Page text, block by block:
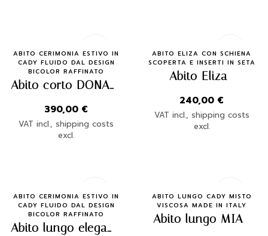
Quick Buy
ABITO CERIMONIA ESTIVO IN
CADY FLUIDO DAL DESIGN
BICOLOR RAFFINATO
Abito corto DONA NB
390,00 €
VAT incl., shipping costs
excl.
Quick Buy
ABITO ELIZA CON SCHIENA
SCOPERTA E INSERTI IN SETA
Abito Eliza
240,00 €
VAT incl., shipping costs
excl.
Quick Buy
ABITO CERIMONIA ESTIVO IN
CADY FLUIDO DAL DESIGN
BICOLOR RAFFINATO
Abito lungo elegante DONALU’ | Made in Italy
Quick Buy
ABITO LUNGO CADY MISTO
VISCOSA MADE IN ITALY
Abito lungo MIA